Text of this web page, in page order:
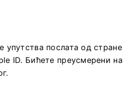
упутства послата од стране
ID. Бићете преусмерени на